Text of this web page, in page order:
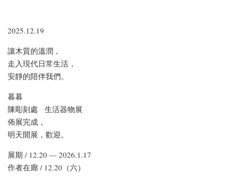
2025.12.19
讓木質的溫潤，
走入現代日常生活，
安靜的陪伴我們。
暮暮
陳彫刻處 生活器物展
佈展完成，
明天開展，歡迎。
展期 / 12.20 — 2026.1.17
作者在廊 / 12.20（六）